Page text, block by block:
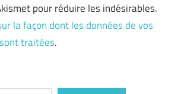
pour réduire les indésirables.
la façon dont les données de vos
traitées.